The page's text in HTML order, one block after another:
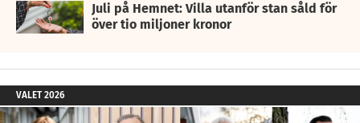
Juli på Hemnet: Villa utanför stan såld för
över tio miljoner kronor
VALET 2026